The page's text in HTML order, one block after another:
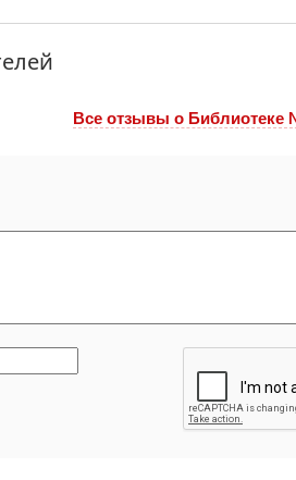
Все отзывы o Библиотеке